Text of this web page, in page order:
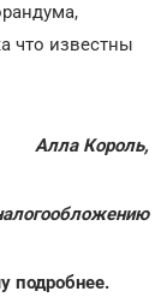
что известны
Алла Король,
подробнее.